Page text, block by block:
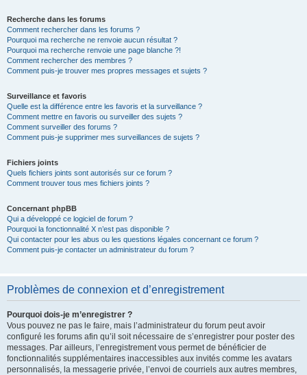
Recherche dans les forums
Comment rechercher dans les forums ?
Pourquoi ma recherche ne renvoie aucun résultat ?
Pourquoi ma recherche renvoie une page blanche ?!
Comment rechercher des membres ?
Comment puis-je trouver mes propres messages et sujets ?
Surveillance et favoris
Quelle est la différence entre les favoris et la surveillance ?
Comment mettre en favoris ou surveiller des sujets ?
Comment surveiller des forums ?
Comment puis-je supprimer mes surveillances de sujets ?
Fichiers joints
Quels fichiers joints sont autorisés sur ce forum ?
Comment trouver tous mes fichiers joints ?
Concernant phpBB
Qui a développé ce logiciel de forum ?
Pourquoi la fonctionnalité X n’est pas disponible ?
Qui contacter pour les abus ou les questions légales concernant ce forum ?
Comment puis-je contacter un administrateur du forum ?
Problèmes de connexion et d’enregistrement
Pourquoi dois-je m’enregistrer ?
Vous pouvez ne pas le faire, mais l’administrateur du forum peut avoir
configuré les forums afin qu’il soit nécessaire de s’enregistrer pour poster des
messages. Par ailleurs, l’enregistrement vous permet de bénéficier de
fonctionnalités supplémentaires inaccessibles aux invités comme les avatars
personnalisés, la messagerie privée, l’envoi de courriels aux autres membres,